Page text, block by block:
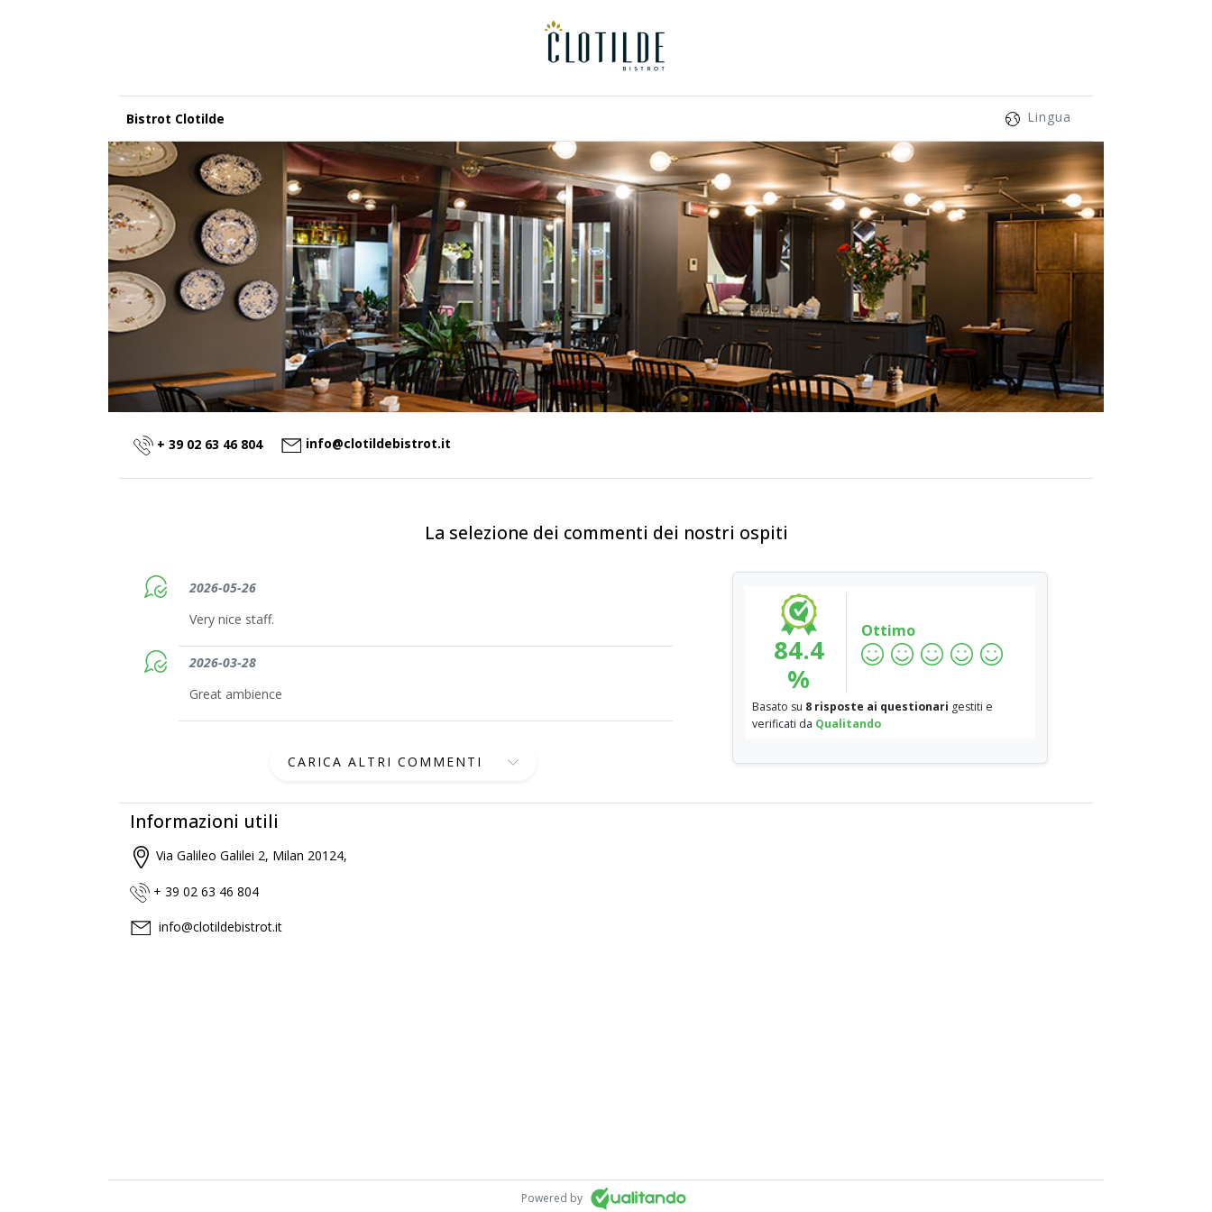
Bistrot Clotilde Lingua
+ 39 02 63 46 804 info@clotildebistrot.it
La selezione dei commenti dei nostri ospiti
2026-05-26
Very nice staff.
2026-03-28
Great ambience
CARICA ALTRI COMMENTI
84.4
%
Ottimo
Basato su 8 risposte ai questionari gestiti e
verificati da Qualitando
Informazioni utili
Via Galileo Galilei 2, Milan 20124,
+ 39 02 63 46 804
info@clotildebistrot.it
Powered by